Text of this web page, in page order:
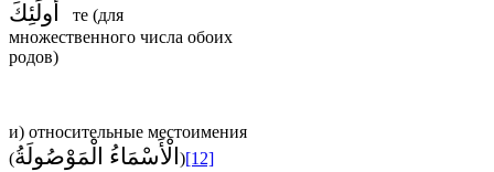
أُولَئِكَ
те (для
множественного числа обоих
родов)
и) относительные местоимения
(الْأَسْمَاءُ الْمَوْصُولَةُ )[12]